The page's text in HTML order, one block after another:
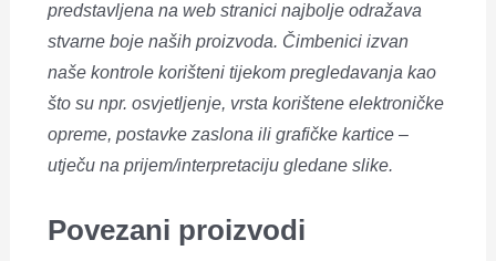
predstavljena na web stranici najbolje odražava
stvarne boje naših proizvoda. Čimbenici izvan
naše kontrole korišteni tijekom pregledavanja kao
što su npr. osvjetljenje, vrsta korištene elektroničke
opreme, postavke zaslona ili grafičke kartice –
utječu na prijem/interpretaciju gledane slike.
Povezani proizvodi